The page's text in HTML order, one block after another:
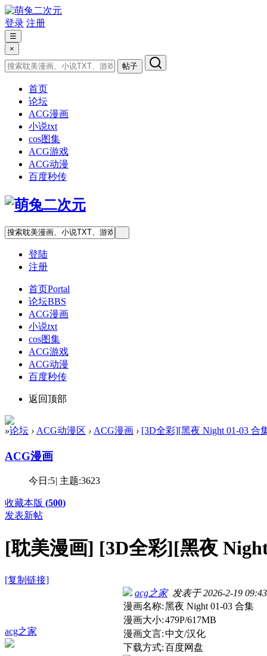
登录 注册
☰
×
帖子
首页
论坛
ACG漫画
小说txt
cos图集
ACG游戏
ACG动漫
百度秒传
登陆
注册
首页Portal
论坛BBS
ACG漫画
小说txt
cos图集
ACG游戏
ACG动漫
百度秒传
返回顶部
»论坛 › ACG动漫区 › ACG漫画 › [3D全彩][黑夜 Night 01-03 合
ACG漫画
今日:5| 主题:3623
收藏本版 (500)
发表新帖
[耽美漫画] [3D全彩][黑夜
[复制链接]
acg之家
acg之家发表于 2026-2-19
漫画名称:黑夜 Night 01-03 合集
漫画大小:479P/617MB
漫画文言:中文/汉化
下载方式:百度网盘